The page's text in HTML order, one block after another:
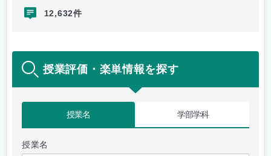
12,632件
授業評価・楽単情報を探す
授業名 学部学科
授業名